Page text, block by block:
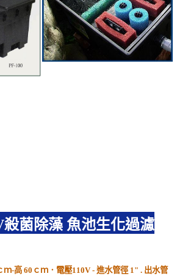
殺菌除藻 魚池生化過濾
ｍ-高 60ｃｍ．電壓110V - 進水管徑 1" . 出水管